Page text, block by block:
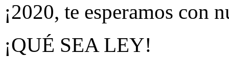
¡2020, te esperamos con
¡QUÉ SEA LEY!